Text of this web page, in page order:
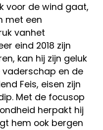
voor de wind gaat,
met een
vanhet
eind 2018 zijn
kan hij zijn geluk
en de
Feis, eisen zijn
Met de focusop
herpakt hij
hem ook bergen